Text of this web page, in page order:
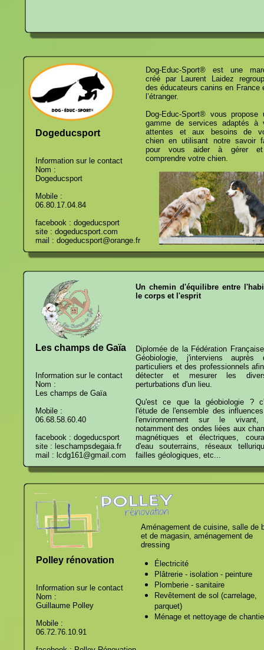
Dog-Educ-Sport® est une
créé par Laurent Laidez
des éducateurs canins en France
l’étranger.
Dog-Educ-Sport® vous propose
gamme de services adaptés à
attentes et aux besoins de
chien en utilisant notre savoir
pour vous aider à gérer
comprendre votre chien.
Dogeducsport
Information sur le contact
Nom :
Dogeducsport
Mobile :
06.80.17.04.84
facebook : dogeducsport
site : dogeducsport.com
mail : dogeducsport@orange.fr
Les champs de Gaïa
Information sur le contact
Nom :
Les champs de Gaïa
Mobile :
06.68.58.60.40
facebook : dogeducsport
site : leschampsdegaia.fr
mail : lcdg161@gmail.com
Un chemin d'équilibre entre
le corps et l'esprit
Diplomée de la Fédération
Géobiologie, j'interviens auprès
particuliers et des professionnels
détecter et mesurer les
perturbations d'un lieu.
Qu'est ce que la géobiologie ?
l'étude de l'ensemble des
l'environnement sur le
notamment des ondes liées aux
magnétiques et électriques,
d'eau souterrains, réseaux
failles géologiques, etc...
Polley rénovation
Information sur le contact
Nom :
Guillaume Polley
Mobile :
06.72.76.10.91
Aménagement de cuisine, salle de
et de magasin, aménagement de
dressing
Électricité
Plâtrerie - isolation - peinture
Plomberie - sanitaire
Revêtement de sol (carrelage,
parquet)
Ménage et nettoyage de